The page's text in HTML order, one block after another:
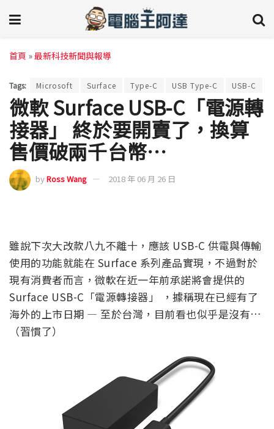
首頁 »最新科技新聞與報導
Tags: Microsoft Surface Type-C USB Type-C USB-C
微軟 Surface USB-C「電源轉
接器」 終於要開賣了，換算
售價破兩千台幣…
byRoss Wang 2018 年 06 月 26 日
雖說下次大改款八九不離十，應該 USB-C 供電與傳輸
使用的功能就能在 Surface 系列產品實現，不過對於
現有消費者而言，微軟在近一年前承諾將會提供的
Surface USB-C「電源轉接器」 ，據稱現在已經有了
海外的上市日期 — 至於台灣，目前看也似乎是沒有…
（習慣了）